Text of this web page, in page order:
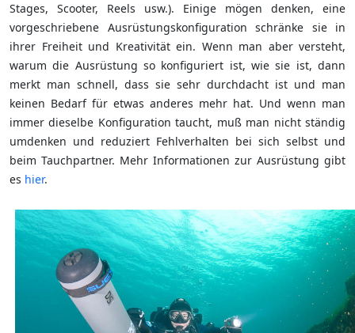
Stages, Scooter, Reels usw.). Einige mögen denken, eine
vorgeschriebene Ausrüstungskonfiguration schränke sie in
ihrer Freiheit und Kreativität ein. Wenn man aber versteht,
warum die Ausrüstung so konfiguriert ist, wie sie ist, dann
merkt man schnell, dass sie sehr durchdacht ist und man
keinen Bedarf für etwas anderes mehr hat. Und wenn man
immer dieselbe Konfiguration taucht, muß man nicht ständig
umdenken und reduziert Fehlverhalten bei sich selbst und
beim Tauchpartner. Mehr Informationen zur Ausrüstung gibt
es hier.